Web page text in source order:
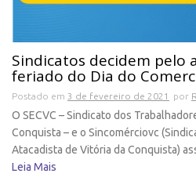
Sindicatos decidem pelo
feriado do Dia do
Postado em 3 de fevereiro de 2021 por
O SECVC – Sindicato dos
Conquista – e o Sincomérciovc
Atacadista de Vitória da Conquista)
Leia Mais